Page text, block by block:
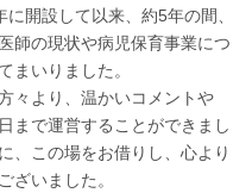
開設して以来、約5年の間、
師の現状や病児保育事業につ
まいりました。
々より、温かいコメントや
まで運営することができまし
、この場をお借りし、心より
ざいました。